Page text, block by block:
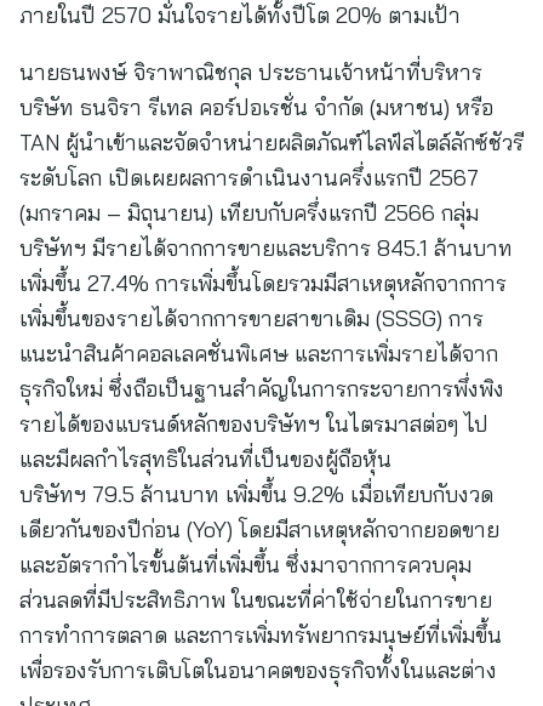
ภายในปี 2570 มั่นใจรายได้ทั้งปีโต 20% ตามเป้า
นายธนพงษ์ จิราพาณิชกุล ประธานเจ้าหน้าที่บริหาร
บริษัท ธนจิรา รีเทล คอร์ปอเรชั่น จำกัด (มหาชน) หรือ
TAN ผู้นำเข้าและจัดจำหน่ายผลิตภัณฑ์ไลฟ์สไตล์ลักซ์​ชัวรี
ระดับโลก เปิดเผยผลการดำเนินงานครึ่งแรกปี 2567
(มกราคม – มิถุนายน) เทียบกับครึ่งแรกปี 2566 กลุ่ม
บริษัทฯ มีรายได้จากการขายและบริการ 845.1 ล้านบาท
เพิ่มขึ้น 27.4% การเพิ่มขึ้นโดยรวมมีสาเหตุหลักจากการ
เพิ่มขึ้นของรายได้จากการขายสาขาเดิม (SSSG) การ
แนะนำสินค้าคอลเลคชั่นพิเศษ และการเพิ่มรายได้จาก
ธุรกิจใหม่ ซึ่งถือเป็นฐานสำคัญในการกระจายการพึ่งพิง
รายได้ของแบรนด์หลักของบริษัทฯ ในไตรมาสต่อๆ ไป
และมีผลกำไรสุทธิในส่วนที่เป็นของผู้ถือหุ้น
บริษัทฯ 79.5 ล้านบาท เพิ่มขึ้น 9.2% เมื่อเทียบกับงวด
เดียวกันของปีก่อน (YoY) โดยมีสาเหตุหลักจากยอดขาย
และอัตรากำไรขั้นต้นที่เพิ่มขึ้น ซึ่งมาจากการควบคุม
ส่วนลดที่มีประสิทธิภาพ ในขณะที่ค่าใช้จ่ายในการขาย
การทำการตลาด และการเพิ่มทรัพยากรมนุษย์ที่เพิ่มขึ้น
เพื่อรองรับการเติบโตในอนาคตของธุรกิจทั้งในและต่าง